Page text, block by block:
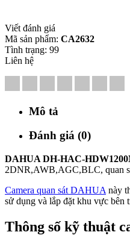
Viết đánh giá
Mã sản phẩm: CA2632
Tình trạng: 99
Liên hệ
Mô tả
Đánh giá (0)
DAHUA DH-HAC-
2DNR,AWB,AGC,BLC, quan
Camera quan sát DAHUA này
sử dụng và lắp đặt khu vực
Thông số kỹ thuật